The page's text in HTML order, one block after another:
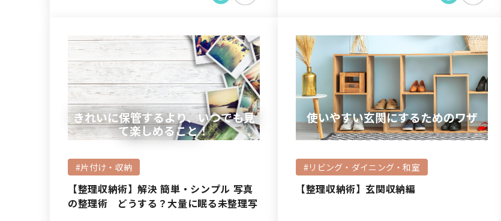
きれいに保管するより、いつでも見
て楽しめること！
#片付け・収納
【整理収納術】解決 簡単・シンプル 写真
の整理術 どうする？大量に眠る未整理写
使いやすい玄関にするためのワザ
#リビング・ダイニング・和室
【整理収納術】玄関収納編